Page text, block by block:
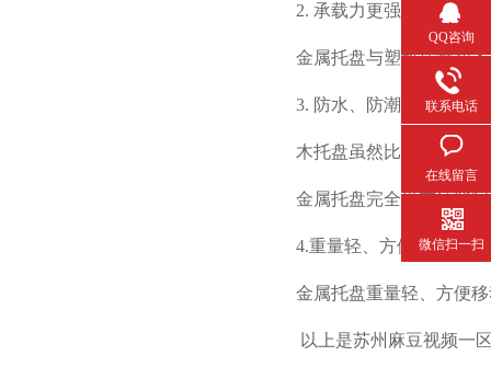
2. 承载力更强
金属托盘与塑料托盘和木托
3. 防水、防潮、防锈
木托盘虽然比金属托盘便宜
金属托盘完全没有这些问题
4.重量轻、方便移动
金属托盘重量轻、方便移
以上是苏州麻豆视频一区
QQ咨询
联系电话
在线留言
微信扫一扫